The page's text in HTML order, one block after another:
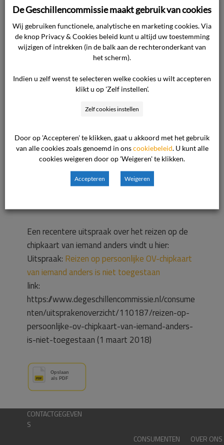
Commissie:Openbaar VervoerCategorie:
VervoerbewijsJaartal:2018
Soort uitspraak:-Uitkomst:-
Referentiecode:88508
De uitspraak:
U heeft gezocht op de uitspraak: Het is niet
iemand anders. Dossiernr.: 88508.
Deze uitspraak is verwijderd uit het
uitsprakenoverzicht omdat deze door
voortschrijdend inzicht niet meer in de lijn van de
Een recentere uitspraak over het reizen op de
chipkaart van iemand anders vindt u hier:
Uitspraak: Reizen op persoonlijke OV-chipkaart
van iemand anders is niet toegestaan
link:
https://www.degeschillencommissie.nl/consume
nten/uitsprakenoverzicht/110187/reizen-op-
persoonlijke-ov-chipkaart-van-iemand-anders-
is-niet-toegestaan (1 maart 2018)
CONTACTGEGEVEN
S
CONSUMENTEN
OVER ONS
De Geschillencommissie maakt gebruik van cookies
Wij gebruiken functionele, analytische en marketing cookies. Via
de knop Privacy & Cookies beleid kunt u altijd uw toestemming
wijzigen of intrekken (in de balk aan de rechteronderkant van
het scherm).
Indien u zelf wenst te selecteren welke cookies u wilt accepteren
klikt u op 'Zelf instellen'.
Zelf cookies instellen
Door op 'Accepteren' te klikken, gaat u akkoord met het gebruik
van alle cookies zoals genoemd in onscookiebeleid. U kunt alle
cookies weigeren door op 'Weigeren' te klikken.
Accepteren Weigeren